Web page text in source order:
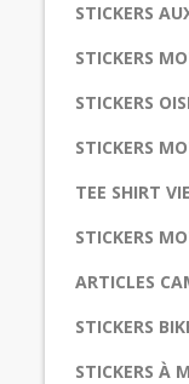
STICKERS
STICKERS
STICKERS
STICKERS
TEE SHIRT
STICKERS
ARTICLES
STICKERS
STICKERS À